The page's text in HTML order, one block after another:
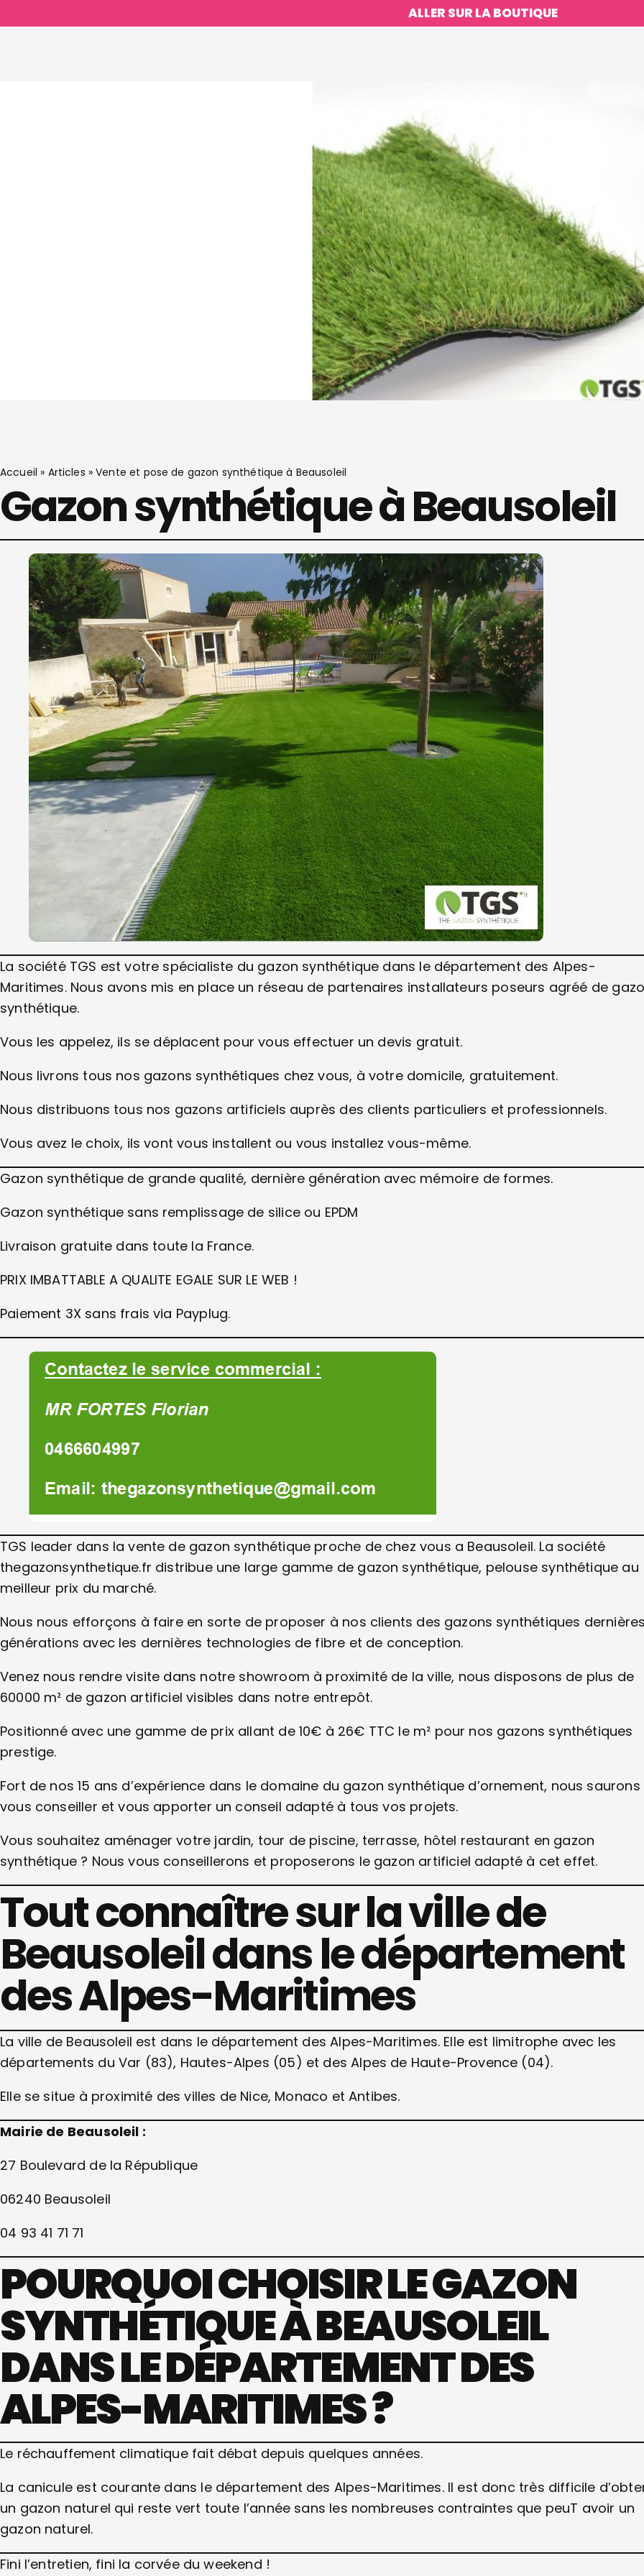
ALLER SUR LA BOUTIQUE
Accueil » Articles »Vente et pose de gazon synthétique à Beausoleil
Gazon synthétique à Beausoleil
La société TGS est votre spécialiste du gazon synthétique dans le département des Alpes-
Maritimes. Nous avons mis en place un réseau de partenaires installateurs poseurs agréé de
synthétique.
Vous les appelez, ils se déplacent pour vous effectuer un devis gratuit.
Nous livrons tous nos gazons synthétiques chez vous, à votre domicile, gratuitement.
Nous distribuons tous nos gazons artificiels auprès des clients particuliers et professionnels.
Vous avez le choix, ils vont vous installent ou vous installez vous-même.
Gazon synthétique de grande qualité, dernière génération avec mémoire de formes.
Gazon synthétique sans remplissage de silice ou EPDM
Livraison gratuite dans toute la France.
PRIX IMBATTABLE A QUALITE EGALE SUR LE WEB !
Paiement 3X sans frais via Payplug.
TGS leader dans la vente de gazon synthétique proche de chez vous a Beausoleil. La société
thegazonsynthetique.fr distribue une large gamme de gazon synthétique, pelouse synthétique au
meilleur prix du marché.
Nous nous efforçons à faire en sorte de proposer à nos clients des gazons synthétiques
générations avec les dernières technologies de fibre et de conception.
Venez nous rendre visite dans notre showroom à proximité de la ville, nous disposons de plus de
60000 m² de gazon artificiel visibles dans notre entrepôt.
Positionné avec une gamme de prix allant de 10€ à 26€ TTC le m² pour nos gazons synthétiques
prestige.
Fort de nos 15 ans d’expérience dans le domaine du gazon synthétique d’ornement, nous saurons
vous conseiller et vous apporter un conseil adapté à tous vos projets.
Vous souhaitez aménager votre jardin, tour de piscine, terrasse, hôtel restaurant en gazon
synthétique ? Nous vous conseillerons et proposerons le gazon artificiel adapté à cet effet.
Tout connaître sur la ville de
Beausoleil dans le département
des Alpes-Maritimes
La ville de Beausoleil est dans le département des Alpes-Maritimes. Elle est limitrophe avec les
départements du Var (83), Hautes-Alpes (05) et des Alpes de Haute-Provence (04).
Elle se situe à proximité des villes de Nice, Monaco et Antibes.
Mairie de Beausoleil :
27 Boulevard de la République
06240 Beausoleil
04 93 41 71 71
POURQUOI CHOISIR LE GAZON
SYNTHÉTIQUE À BEAUSOLEIL
DANS LE DÉPARTEMENT DES
ALPES-MARITIMES ?
Le réchauffement climatique fait débat depuis quelques années.
La canicule est courante dans le département des Alpes-Maritimes. Il est donc très difficile
un gazon naturel qui reste vert toute l’année sans les nombreuses contraintes que peuT avoir un
gazon naturel.
Fini l’entretien, fini la corvée du weekend !